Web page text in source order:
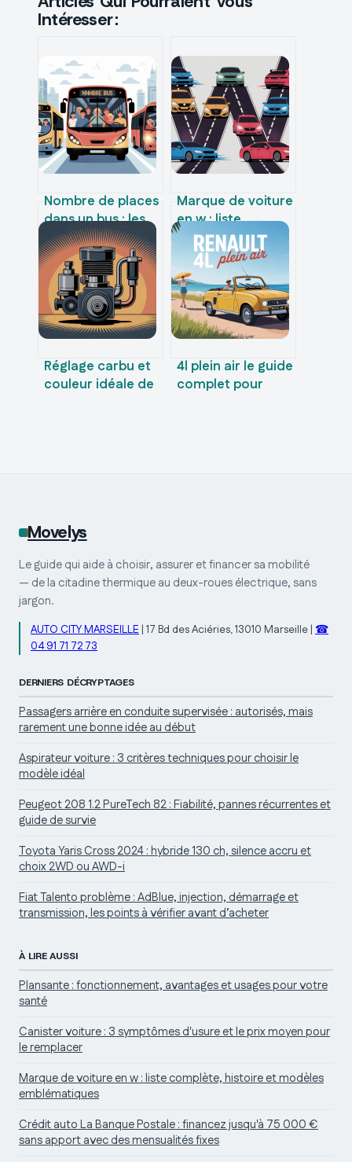
Intéresser :
Nombre de places
dans un bus : les
capacités selon
les modèles
Marque de voiture
en w : liste
complète, histoire
et modèles
emblématiques
Réglage carbu et
couleur idéale de
4l plein air le guide
complet pour
Movelys
Le guide qui aide à choisir, assurer et financer sa mobilité
— de la citadine thermique au deux-roues électrique, sans
jargon.
AUTO CITY MARSEILLE | 17 Bd des Aciéries, 13010 Marseille | ☎
04 91 71 72 73
DERNIERS DÉCRYPTAGES
Passagers arrière en conduite supervisée : autorisés, mais
rarement une bonne idée au début
Aspirateur voiture : 3 critères techniques pour choisir le
modèle idéal
Peugeot 208 1.2 PureTech 82 : Fiabilité, pannes récurrentes et
guide de survie
Toyota Yaris Cross 2024 : hybride 130 ch, silence accru et
choix 2WD ou AWD-i
Fiat Talento problème : AdBlue, injection, démarrage et
transmission, les points à vérifier avant d’acheter
À LIRE AUSSI
Plansante : fonctionnement, avantages et usages pour votre
santé
Canister voiture : 3 symptômes d'usure et le prix moyen pour
le remplacer
Marque de voiture en w : liste complète, histoire et modèles
emblématiques
Crédit auto La Banque Postale : financez jusqu'à 75 000 €
sans apport avec des mensualités fixes